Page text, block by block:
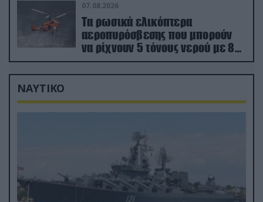
07.08.2026
Τα ρωσικά ελικόπτερα
αεροπυρόσβεσης που μπορούν
να ρίχνουν 5 τόνους νερού με 8
μποφόρ
ΝΑΥΤΙΚΟ